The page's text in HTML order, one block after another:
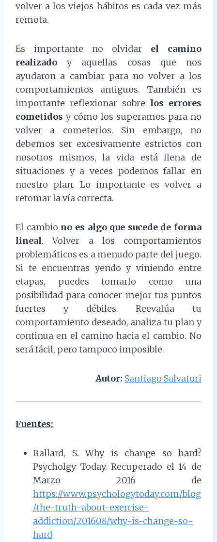
volver a los viejos hábitos es cada vez más
remota.
Es importante no olvidar el camino
realizado y aquellas cosas que nos
ayudaron a cambiar para no volver a los
comportamientos antiguos. También es
importante reflexionar sobre los errores
cometidos y cómo los superamos para no
volver a cometerlos. Sin embargo, no
debemos ser excesivamente estrictos con
nosotros mismos, la vida está llena de
situaciones y a veces podemos fallar en
nuestro plan. Lo importante es volver a
retomar la vía correcta.
El cambio no es algo que sucede de forma
lineal.Volver a los comportamientos
problemáticos es a menudo parte del juego.
Si te encuentras yendo y viniendo entre
etapas, puedes tomarlo como una
posibilidad para conocer mejor tus puntos
fuertes y débiles. Reevalúa tu
comportamiento deseado, analiza tu plan y
continua en el camino hacia el cambio. No
será fácil, pero tampoco imposible.
Autor: Santiago Salvatori
Fuentes:
Ballard, S. Why is change so hard?
Psycholgy Today. Recuperado el 14 de
Marzo 2016 de
https://www.psychologytoday.com/blog
/the-truth-about-exercise-
addiction/201608/why-is-change-so-
hard